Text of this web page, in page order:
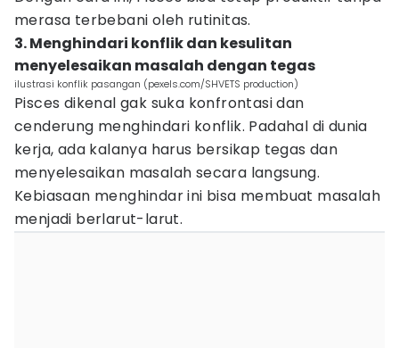
merasa terbebani oleh rutinitas.
3. Menghindari konflik dan kesulitan
menyelesaikan masalah dengan tegas
ilustrasi konflik pasangan (pexels.com/SHVETS production)
Pisces dikenal gak suka konfrontasi dan
cenderung menghindari konflik. Padahal di dunia
kerja, ada kalanya harus bersikap tegas dan
menyelesaikan masalah secara langsung.
Kebiasaan menghindar ini bisa membuat masalah
menjadi berlarut-larut.